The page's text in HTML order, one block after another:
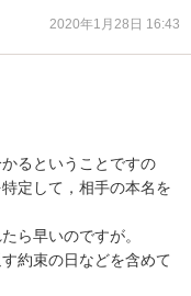
2020年1月28日 16:43
るということですの
定して，相手の本名を
ら早いのですが。
約束の日などを含めて